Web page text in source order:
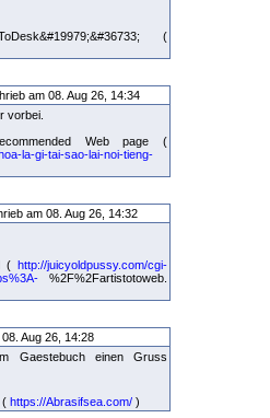
(
am 08. Aug 26, 14:34
vorbei.
Web page (
la-gi-tai-sao-lai-noi-tieng-
am 08. Aug 26, 14:32
( http://juicyoldpussy.com/cgi-
%2F%2Fartistotoweb.
Aug 26, 14:28
Gaestebuch einen Gruss
( https://Abrasifsea.com/ )